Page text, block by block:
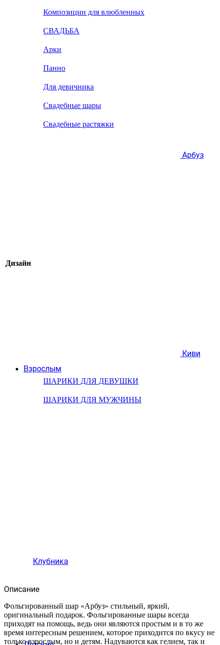
Композиции для влюбленных
СВАДЬБА
Арки
Панно
Для девичника
Свадебные шары
Свадебные растяжки
Взрослым
ШАРИКИ ДЛЯ ДЕВУШКИ
ШАРИКИ ДЛЯ МУЖЧИНЫ
Дизайн
Арбуз
Киви
Клубника
Описание
Фольгированный шар «Арбуз» стильный, яркий,
оригинальный подарок. Фольгированные шары всегда
приходят на помощь, ведь они являются простым и в то же
время интересным решением, которое приходится по вкусу не
только взрослым, но и детям. Надуваются как гелием, так и